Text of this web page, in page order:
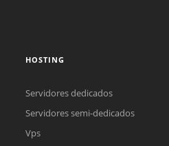
HOSTING
Servidores dedicados
Servidores semi-dedicados
Vps